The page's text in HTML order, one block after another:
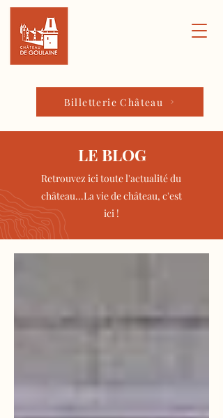
Billetterie Château
LE BLOG
Retrouvez ici toute l'actualité du
château...La vie de château, c'est
ici !